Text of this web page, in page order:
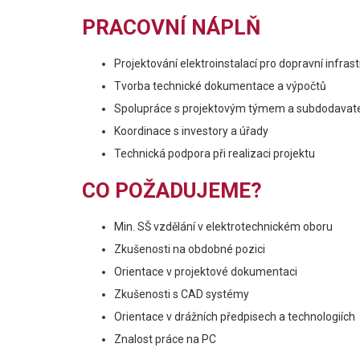
PRACOVNÍ NÁPLŇ
Projektování elektroinstalací pro dopravní
Tvorba technické dokumentace a výpočtů
Spolupráce s projektovým týmem a
Koordinace s investory a úřady
Technická podpora při realizaci projektu
CO POŽADUJEME?
Min. SŠ vzdělání v elektrotechnickém oboru
Zkušenosti na obdobné pozici
Orientace v projektové dokumentaci
Zkušenosti s CAD systémy
Orientace v drážních předpisech a technologiích
Znalost práce na PC